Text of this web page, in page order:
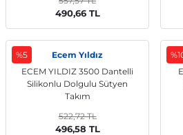
490,66 TL
%5
Ecem Yıldız
ECEM YILDIZ 3500 Dantelli
Silikonlu Dolgulu Sütyen
Takım
522,72 TL
496,58 TL